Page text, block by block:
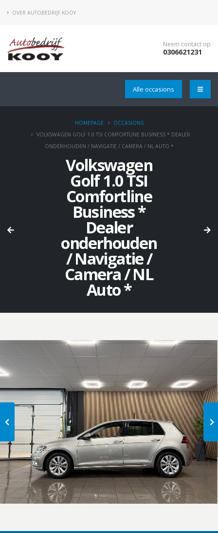
OVER AUTOBEDRIJF KOOY
Neem contact op
0306621231
Alle occasions
HOMEPAGE
OCCASIONS
VOLKSWAGEN GOLF 1.0 TSI COMFORTLINE BUSINESS * DEALER
ONDERHOUDEN / NAVIGATIE / CAMERA / NL AUTO *
Volkswagen
Golf 1.0 TSI
Comfortline
Business *
Dealer
onderhouden
/ Navigatie /
Camera / NL
Auto *